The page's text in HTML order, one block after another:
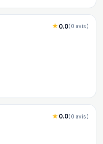
0.0(0 avis)
0.0(0 avis)